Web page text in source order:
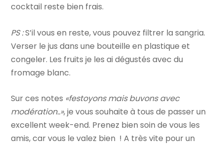
cocktail reste bien frais.
PS :S’il vous en reste, vous pouvez filtrer la sangria.
Verser le jus dans une bouteille en plastique et
congeler. Les fruits je les ai dégustés avec du
fromage blanc.
Sur ces notes «festoyons mais buvons avec
modération..», je vous souhaite à tous de passer un
excellent week-end. Prenez bien soin de vous les
amis, car vous le valez bien ! A très vite pour un